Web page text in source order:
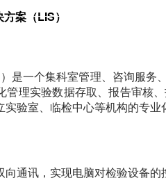
案（LIS）
是一个集科室管理、咨询服务
管理实验数据存取、报告审核
实验室、临检中心等机构的专
向通讯，实现电脑对检验设备的